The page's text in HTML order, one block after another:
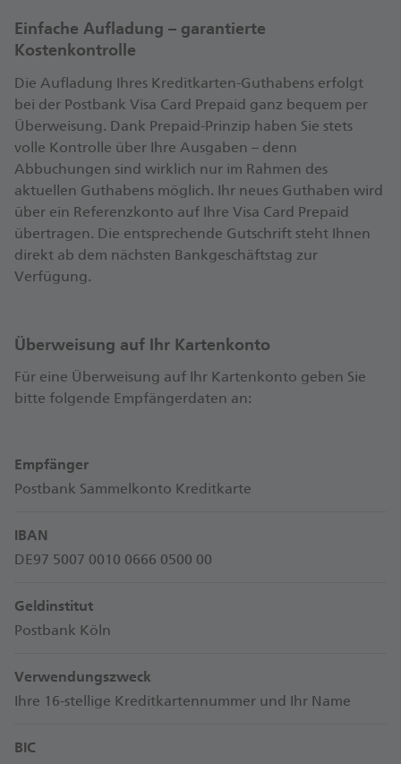
Einfache Aufladung – garantierte
Kostenkontrolle
Die Aufladung Ihres Kreditkarten-Guthabens erfolgt
bei der Postbank Visa Card Prepaid ganz bequem per
Überweisung. Dank Prepaid-Prinzip haben Sie stets
volle Kontrolle über Ihre Ausgaben – denn
Abbuchungen sind wirklich nur im Rahmen des
aktuellen Guthabens möglich. Ihr neues Guthaben wird
über ein Referenzkonto auf Ihre Visa Card Prepaid
übertragen. Die entsprechende Gutschrift steht Ihnen
direkt ab dem nächsten Bankgeschäftstag zur
Verfügung.
Überweisung auf Ihr Kartenkonto
Für eine Überweisung auf Ihr Kartenkonto geben Sie
bitte folgende Empfängerdaten an:
Empfänger
Postbank Sammelkonto Kreditkarte
IBAN
DE97 5007 0010 0666 0500 00
Geldinstitut
Postbank Köln
Verwendungszweck
Ihre 16-stellige Kreditkartennummer und Ihr Name
BIC